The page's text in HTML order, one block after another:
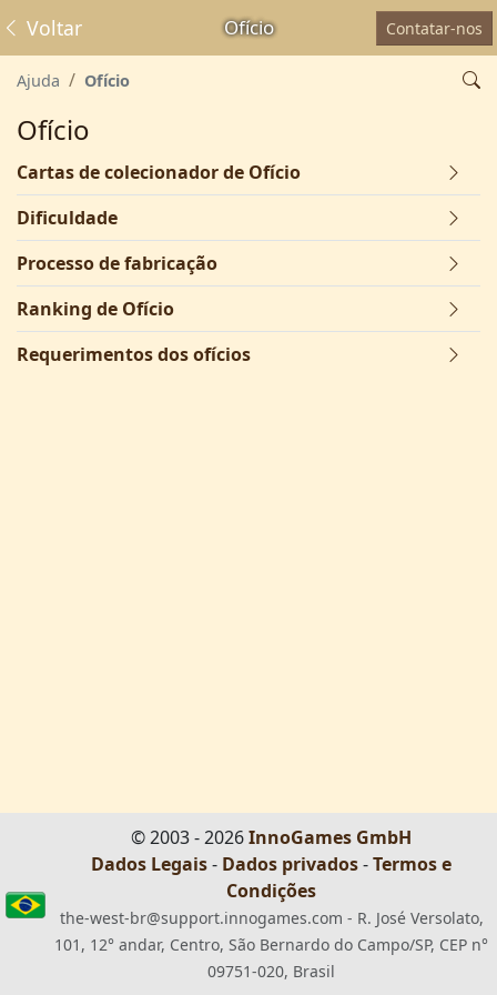
Ofício
Voltar Contatar-nos
Ajuda Ofício
Ofício
Cartas de colecionador de Ofício
Dificuldade
Processo de fabricação
Ranking de Ofício
Requerimentos dos ofícios
© 2003 - 2026InnoGames GmbH
Dados Legais- Dados privados-Termos e
Condições
the-west-br@support.innogames.com - R. José Versolato,
101, 12° andar, Centro, São Bernardo do Campo/SP, CEP n°
09751-020, Brasil